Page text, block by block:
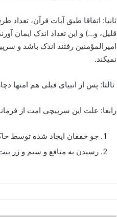
ثانیا: اتفاقا طبق آیات قرآن، تعداد
قلیل، و…) و این تعداد اندک ایمان
امیرالمؤمنین رفتند اندک باشد و
نمیکند.
ثالثا: پس از انبیای قبلی هم امتها
رابعا: علت این سرپیچی امت از
جو خفقان ایجاد شده توسط
رسیدن به منافع و سیم و زر